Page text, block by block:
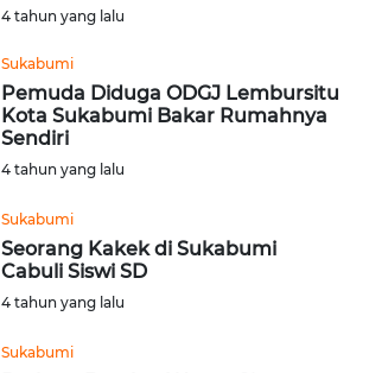
4 tahun yang lalu
Sukabumi
Pemuda Diduga ODGJ Lembursitu
Kota Sukabumi Bakar Rumahnya
Sendiri
4 tahun yang lalu
Sukabumi
Seorang Kakek di Sukabumi
Cabuli Siswi SD
4 tahun yang lalu
Sukabumi